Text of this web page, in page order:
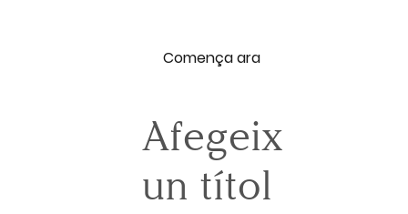
Comença ara
Afegeix
un títol